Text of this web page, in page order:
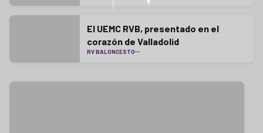
El UEMC RVB, presentado en el
corazón de Valladolid
RV BALONCESTO